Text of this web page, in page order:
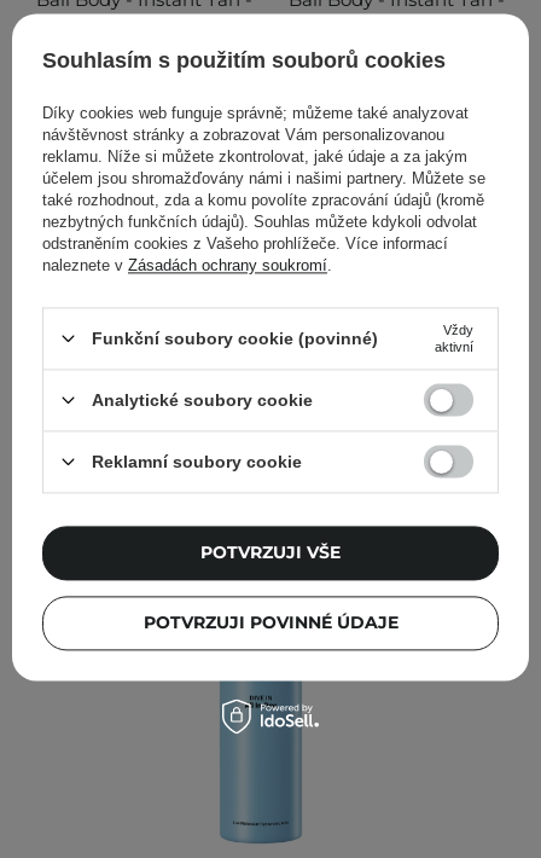
Light-Medium - 97 ml
780,00 Kč
PŘIDAT DO KOŠÍKU
Medium-Dark - 97 ml
780,00 Kč
PŘIDAT DO KOŠÍKU
Souhlasím s použitím souborů cookies
Díky cookies web funguje správně; můžeme také analyzovat
návštěvnost stránky a zobrazovat Vám personalizovanou
reklamu. Níže si můžete zkontrolovat, jaké údaje a za jakým
účelem jsou shromažďovány námi i našimi partnery. Můžete se
také rozhodnout, zda a komu povolíte zpracování údajů (kromě
nezbytných funkčních údajů). Souhlas můžete kdykoli odvolat
odstraněním cookies z Vašeho prohlížeče. Více informací
naleznete v Zásadách ochrany soukromí
Funkční soubory cookie (povinné)
Vždy
aktivní
Analytické soubory cookie
Reklamní soubory cookie
POTVRZUJI POVINNÉ ÚDAJE
POTVRZUJI VŠE